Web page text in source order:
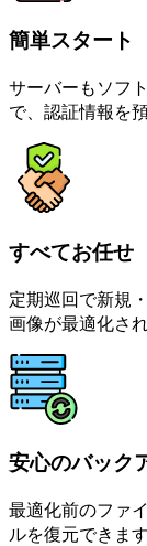
簡単スタート
サーバーもソフ
で、認証情報を
すべてお任せ
定期巡回で新規
画像が最適化され
安心のバック
最適化前のファ
ルを復元できます